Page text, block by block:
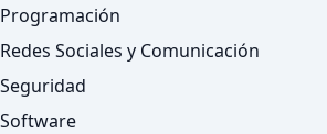
Programación
Redes Sociales y Comunicación
Seguridad
Software